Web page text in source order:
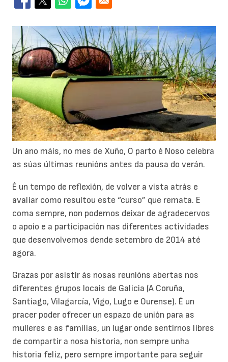
Un ano máis, no mes de Xuño, O parto é Noso celebra
as súas últimas reunións antes da pausa do verán.
É un tempo de reflexión, de volver a vista atrás e
avaliar como resultou este “curso” que remata. E
coma sempre, non podemos deixar de agradecervos
o apoio e a participación nas diferentes actividades
que desenvolvemos dende setembro de 2014 até
agora.
Grazas por asistir ás nosas reunións abertas nos
diferentes grupos locais de Galicia (A Coruña,
Santiago, Vilagarcía, Vigo, Lugo e Ourense). É un
pracer poder ofrecer un espazo de unión para as
mulleres e as familias, un lugar onde sentirnos libres
de compartir a nosa historia, non sempre unha
historia feliz, pero sempre importante para seguir